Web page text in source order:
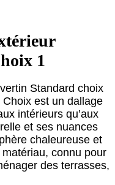
1
Standard choix
est un dallage
intérieurs qu’aux
et ses nuances
chaleureuse et
connu pour
des terrasses,